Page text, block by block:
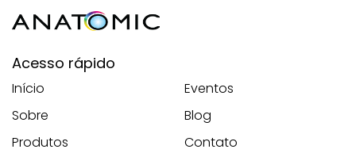
Acesso rápido
Início
Sobre
Produtos
Eventos
Blog
Contato